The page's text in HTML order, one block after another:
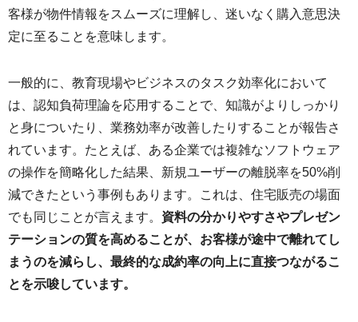
客様が物件情報をスムーズに理解し、迷いなく購入意思決
定に至ることを意味します。
一般的に、教育現場やビジネスのタスク効率化において
は、認知負荷理論を応用することで、知識がよりしっかり
と身についたり、業務効率が改善したりすることが報告さ
れています。たとえば、ある企業では複雑なソフトウェア
の操作を簡略化した結果、新規ユーザーの離脱率を50%削
減できたという事例もあります。これは、住宅販売の場面
でも同じことが言えます。 資料の分かりやすさやプレゼン
テーションの質を高めることが、お客様が途中で離れてし
まうのを減らし、最終的な成約率の向上に直接つながるこ
とを示唆しています。